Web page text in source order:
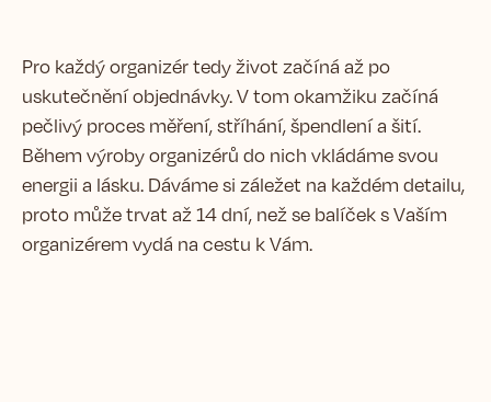
Pro každý organizér tedy život začíná až po
uskutečnění objednávky. V tom okamžiku začíná
pečlivý proces měření, stříhání, špendlení a šití.
Během výroby organizérů do nich vkládáme svou
energii a lásku. Dáváme si záležet na každém detailu,
proto může trvat až 14 dní, než se balíček s Vaším
organizérem vydá na cestu k Vám.